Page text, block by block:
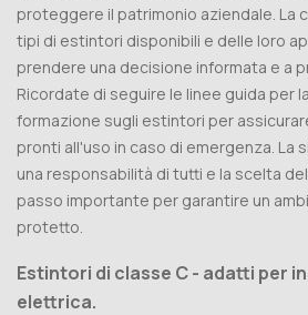
proteggere il patrimonio aziendale. La
tipi di estintori disponibili e delle loro
prendere una decisione informata e a
Ricordate di seguire le linee guida per
formazione sugli estintori per
pronti all'uso in caso di emergenza. La
una responsabilità di tutti e la scelta
passo importante per garantire un
protetto.
Estintori di classe C - adatti per
elettrica.